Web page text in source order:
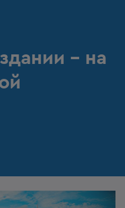
– на